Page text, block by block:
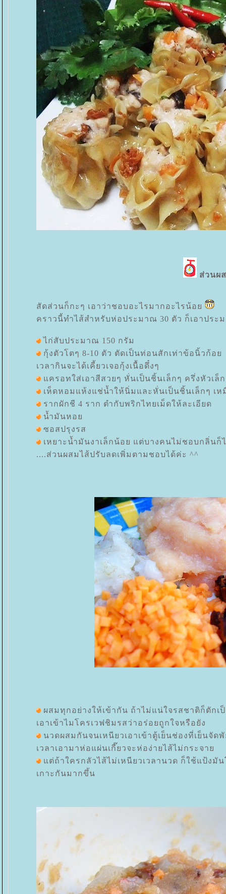
ส่วนผ
สัดส่วนก็กะๆ เอาว่าชอบอะไรมากอะไรน้อ
คราวนี้ทำไส้สำหรับห่อประมาณ 30 ตัว ก็เอาประ
ไก่สับประมาณ 150 กรัม
กุ้งตัวโตๆ 8-10 ตัว ตัดเป็นท่อนสักเท่าข้อนิ้วก้อ
เวลากินจะได้เคี้ยวเจอกุ้งเนื้อดึ๋งๆ
ครอทใส่เอาสีสวยๆ หั่นเป็นชิ้นเล็กๆ ครึ่งหัวเล็ก
เห็ดหอมแห้งแช่น้ำให้นิ่มและหั่นเป็นชิ้นเล็กๆ เ
รากผักชี 4 ราก ตำกับพริกไทยเม็ดให้ละเอียด
น้ำมันหอ
ซอสปรุงรส
เหยาะน้ำมันงาเล็กน้อย แต่บางคนไม่ชอบกลิ่นก็
....ส่วนผสมไส้ปรับลดเพิ่มตามชอบได้ค่ะ ^^
ผสมทุกอย่างให้เข้ากัน ถ้าไม่แน่ใจรสชาติก็ตักเ
เอาเข้าไมโครเวฟชิมรสว่าอร่อยถูกใจหรือยัง
นวดผสมกันจนเหนียวเอาเข้าตู้เย็นช่องที่เย็นจัด
เวลาเอามาห่อแผ่นเกี๊ยวจะห่อง่ายไส้ไม่กระจา
ต่ถ้าใครกลัวไส้ไม่เหนียวเวลานวด ก็ใช้แป้งมั
เกาะกันมากขึ้น